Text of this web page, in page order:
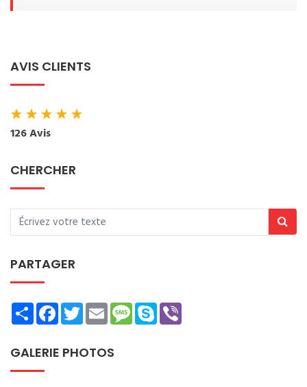
AVIS CLIENTS
★★★★★
126 Avis
CHERCHER
PARTAGER
ShareFacebookTwitterEmailMessage
Skype
GALERIE PHOTOS